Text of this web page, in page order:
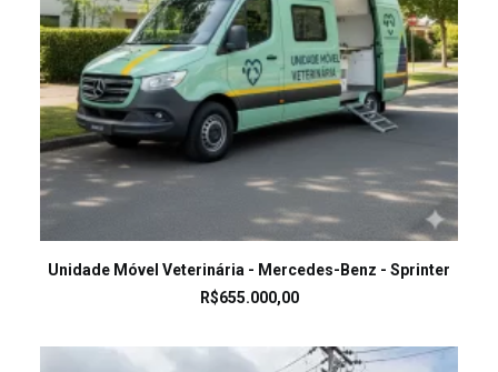
LEIA MAIS
Unidade Móvel Veterinária - Mercedes-Benz - Sprinter
R$655.000,00